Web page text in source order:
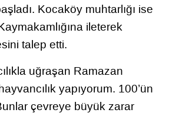
Kocaköy muhtarlığı ise
ileterek
talep etti.
uğraşan Ramazan
yapıyorum. 100’ün
çevreye büyük zarar